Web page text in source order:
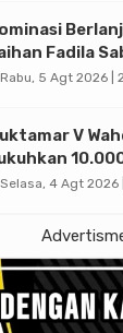
Fadila
Rabu, 5 Agt 2026 |
V
Istiqlal
Selasa, 4 Agt 2026